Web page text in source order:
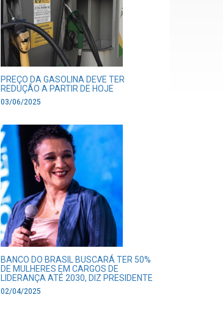
PREÇO DA GASOLINA DEVE TER
REDUÇÃO A PARTIR DE HOJE
03/06/2025
BANCO DO BRASIL BUSCARÁ TER 50%
DE MULHERES EM CARGOS DE
LIDERANÇA ATÉ 2030, DIZ PRESIDENTE
02/04/2025